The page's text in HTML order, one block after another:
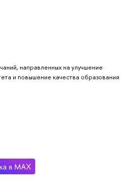
направленных на улучшение
и повышение качества образования